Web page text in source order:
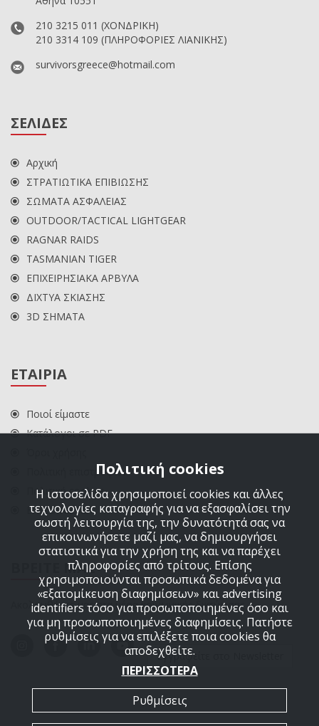
210 3215 011 (ΧΟΝΔΡΙΚΗ)
210 3314 109 (ΠΛΗΡΟΦΟΡΙΕΣ ΛΙΑΝΙΚΗΣ)
survivorsgreece@hotmail.com
ΣΕΛΙΔΕΣ
Αρχική
ΣΤΡΑΤΙΩΤΙΚΑ ΕΠΙΒΙΩΣΗΣ
ΣΩΜΑΤΑ ΑΣΦΑΛΕΙΑΣ
OUTDOOR/TACTICAL LIGHTGEAR
RAGNAR RAIDS
TASMANIAN TIGER
ΕΠΙΧΕΙΡΗΣΙΑΚΑ ΑΡΒΥΛΑ
ΔΙΧΤΥΑ ΣΚΙΑΣΗΣ
3D ΣΗΜΑΤΑ
ΕΤΑΙΡΙΑ
Ποιοί είμαστε
Κατάλογοι σε PDF
Πολιτική επιστροφών
Πολιτική cookies
ΕΠΙΚΟΙΝΩΝΙΑ
ΒΡΕΙΤΕ ΜΑΣ
Ακολουθήστε μας στα μέσα κοινωνικής δικτύωσης
Εγγραφείτε στο Newsletter
Πολιτική cookies
Η ιστοσελίδα χρησιμοποιεί cookies και άλλες
τεχνολογίες καταγραφής για να εξασφαλίσει την
σωστή λειτουργία της, την δυνατότητά σας να
επικοινωνήσετε μαζί μας, να δημιουργήσει
στατιστικά για την χρήση της και να παρέχει
πληροφορίες από τρίτους. Επίσης
χρησιμοποιούνται προσωπικά δεδομένα για
«εξατομίκευση διαφημίσεων» και advertising
identifiers τόσο για προσωποποιημένες όσο και
για μη προσωποποιημένες διαφημίσεις. Πατήστε
ρυθμίσεις για να επιλέξετε ποια cookies θα
αποδεχθείτε.
ΠΕΡΙΣΣΟΤΕΡΑ
Ρυθμίσεις